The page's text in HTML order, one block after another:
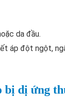
da đầu.
áp đột ngột,
bị dị ứng